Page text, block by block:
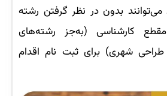
بدون در نظر گرفتن رشته
کارشناسی (به‌جز رشته‌های
شهری) برای ثبت نام اقدام